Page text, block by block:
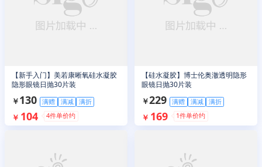
【新手入门】美若康晰氧硅水凝胶
隐形眼镜日抛30片装
￥130 满赠 满减 满折
￥ 104 4件单价约
【硅水凝胶】博士伦奥澈透明隐形
眼镜日抛30片装
￥229 满赠 满减 满折
￥ 169 1件单价约